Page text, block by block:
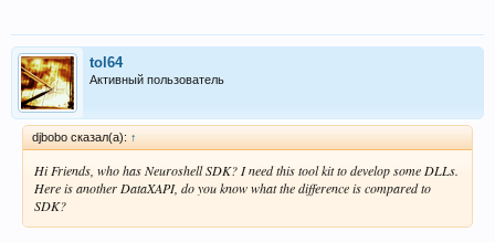
tol64
Активный пользователь
djbobo сказал(а): ↑
Hi Friends, who has Neuroshell SDK? I need this tool kit to develop some DLLs.
Here is another DataXAPI, do you know what the difference is compared to
SDK?